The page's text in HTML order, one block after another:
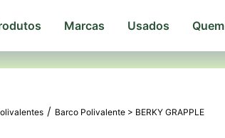
Marcas Usados
/ Barco Polivalente > BERKY GRAPPLE